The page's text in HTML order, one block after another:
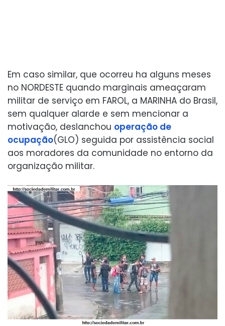
Em caso similar, que ocorreu ha alguns meses
no NORDESTE quando marginais ameaçaram
militar de serviço em FAROL, a MARINHA do Brasil,
sem qualquer alarde e sem mencionar a
motivação, deslanchou operação de
ocupação(GLO) seguida por assistência social
aos moradores da comunidade no entorno da
organização militar.